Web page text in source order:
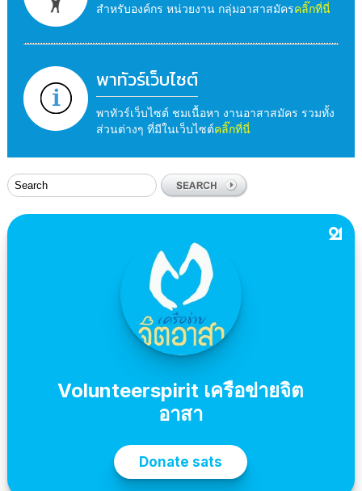
สำหรับองค์กร หน่วยงาน กลุ่มอาสาสมัครคลิ๊กที่นี่
พาทัวร์เว็บไซต์
พาทัวร์เว็บไซต์ ชมเนื้อหา งานอาสาสมัคร รวมทั้ง
ส่วนต่างๆ ที่มีในเว็บไซต์คลิ๊กที่นี่